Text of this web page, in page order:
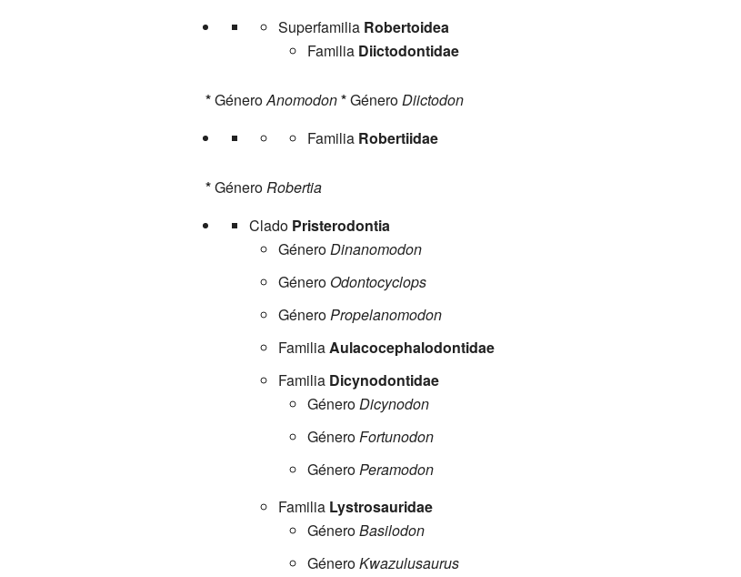
Superfamilia Robertoidea
Familia Diictodontidae
*GéneroAnomodon*GéneroDiictodon
Familia Robertiidae
*GéneroRobertia
Clado Pristerodontia
GéneroDinanomodon
Género Odontocyclops
GéneroPropelanomodon
FamiliaAulacocephalodontidae
Familia Dicynodontidae
GéneroDicynodon
GéneroFortunodon
GéneroPeramodon
Familia Lystrosauridae
GéneroBasilodon
GéneroKwazulusaurus